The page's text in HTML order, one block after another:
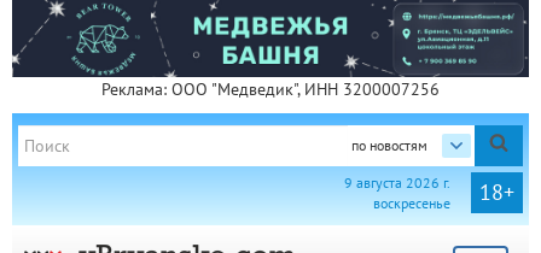
Реклама: ООО "Медведик", ИНН 3200007256
по новостям
18+
9 августа 2026 г.
воскресенье